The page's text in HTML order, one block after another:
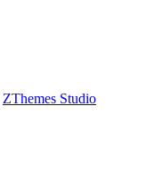
ZThemes Studio